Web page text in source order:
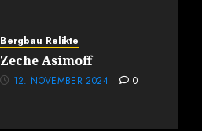
Bergbau Relikte
Zeche Asimoff
12. NOVEMBER 2024 0